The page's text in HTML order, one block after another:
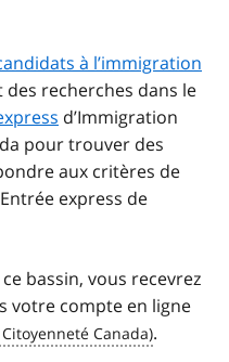
à l’immigration
recherches dans le
d’Immigration
pour trouver des
aux critères de
express de
bassin, vous recevrez
votre compte en ligne
.